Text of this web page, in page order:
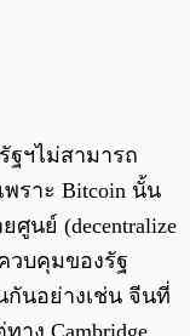
ฐฯไม่สามารถ
ราะ Bitcoin นั้น
นย์ (decentralize
วบคุมของรัฐ
กันอย่างเช่น จีนที่